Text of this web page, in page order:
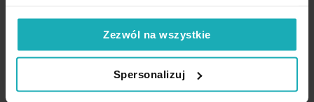
Zezwól na wszystkie
Spersonalizuj
średnica przelotki: 4 cm
skład: 100 % poliester
gramatura: 200 g/m2
Podobne produkty